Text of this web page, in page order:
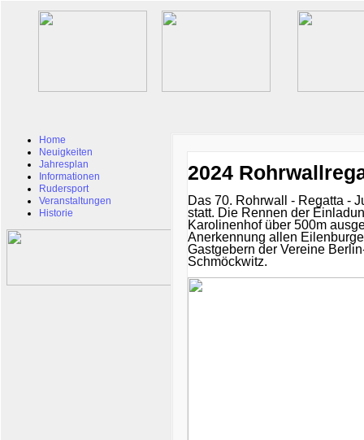
Home
Neuigkeiten
Jahresplan
Informationen
Rudersport
Veranstaltungen
Historie
2024
Das 70. Rohrwall - Regatta -
statt. Die Rennen der
Karolinenhof über 500m
Anerkennung allen
Gastgebern der Vereine
Schmöckwitz.